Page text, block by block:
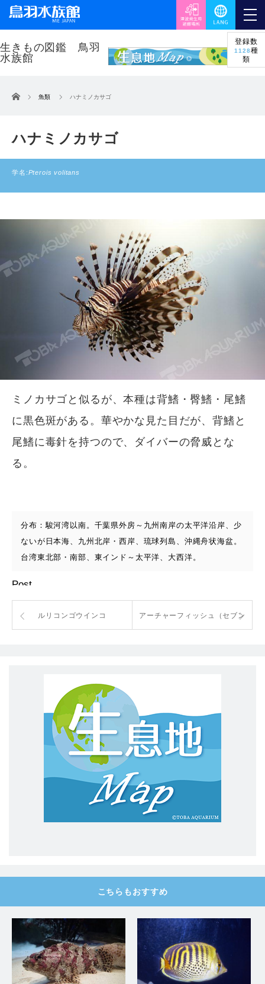
登録数
1128種
類
ホーム 魚類 ハナミノカサゴ
ハナミノカサゴ
学名:Pterois volitans
ミノカサゴと似るが、本種は背鰭・臀鰭・尾鰭
に黒色斑がある。華やかな見た目だが、背鰭と
尾鰭に毒針を持つので、ダイバーの脅威とな
る。
分布：駿河湾以南。千葉県外房～九州南岸の太平洋沿岸、少
ないが日本海、九州北岸・西岸、琉球列島、沖縄舟状海盆。
台湾東北部・南部、東インド～太平洋、大西洋。
Post
ルリコンゴウインコ アーチャーフィッシュ（セブン
こちらもおすすめ